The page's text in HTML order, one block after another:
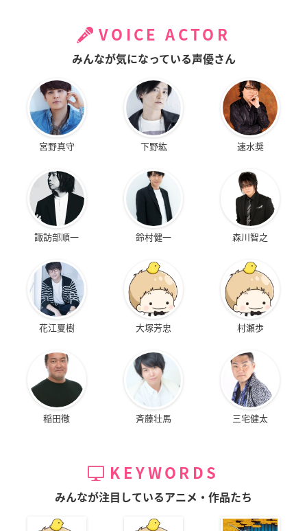
VOICE ACTOR
みんなが気になっている声優さん
宮野真守 下野紘 速水奨
諏訪部順一 鈴村健一 森川智之
花江夏樹 大塚芳忠 村瀬歩
稲田徹 斉藤壮馬 三宅健太
KEYWORDS
みんなが注目しているアニメ・作品たち